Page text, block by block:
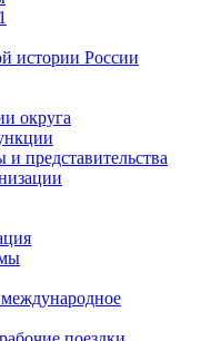
истории России
округа
представительства